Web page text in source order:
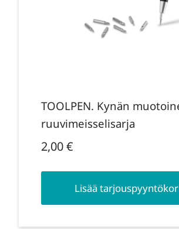
TOOLPEN. Kynän
ruuvimeisselisarja
2,00€
Lisää